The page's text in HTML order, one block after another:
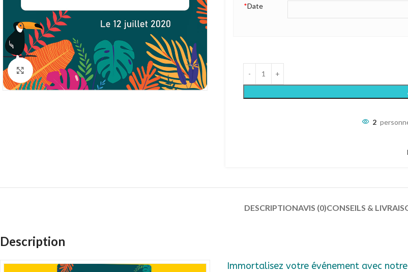
Click to enlarge
*Date
2
DESCRIPTIONAVIS (0)CONSEILS &
Description
Immortalisez votre événement avec